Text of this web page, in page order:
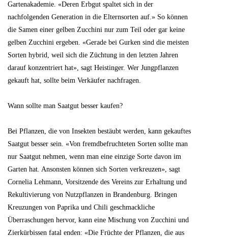
Gartenakademie. «Deren Erbgut spaltet sich in der
nachfolgenden Generation in die Elternsorten auf.» So können
die Samen einer gelben Zucchini nur zum Teil oder gar keine
gelben Zucchini ergeben. «Gerade bei Gurken sind die meisten
Sorten hybrid, weil sich die Züchtung in den letzten Jahren
darauf konzentriert hat», sagt Heistinger. Wer Jungpflanzen
gekauft hat, sollte beim Verkäufer nachfragen.
Wann sollte man Saatgut besser kaufen?
Bei Pflanzen, die von Insekten bestäubt werden, kann gekauftes
Saatgut besser sein. «Von fremdbefruchteten Sorten sollte man
nur Saatgut nehmen, wenn man eine einzige Sorte davon im
Garten hat. Ansonsten können sich Sorten verkreuzen», sagt
Cornelia Lehmann, Vorsitzende des Vereins zur Erhaltung und
Rekultivierung von Nutzpflanzen in Brandenburg. Bringen
Kreuzungen von Paprika und Chili geschmackliche
Überraschungen hervor, kann eine Mischung von Zucchini und
Zierkürbissen fatal enden: «Die Früchte der Pflanzen, die aus